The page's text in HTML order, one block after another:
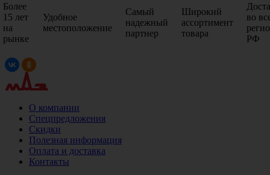
Более
15 лет
на
рынке
Удобное
местоположение
Самый
надежный
партнер
Широкий
ассортимент
товара
во
РФ
О компании
Спецпредложения
Скидки
Полезная информация
Оплата и доставка
Контакты